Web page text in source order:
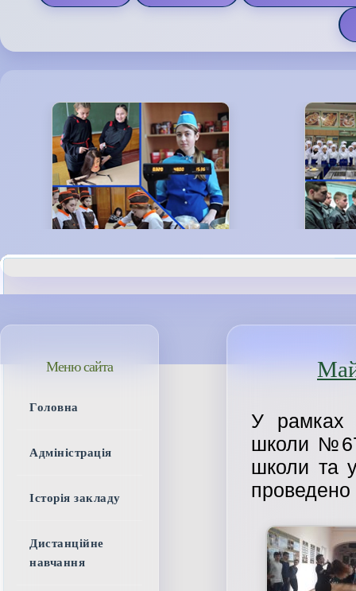
У рамках
школи №67
школи та
проведено
Меню сайта
Головна
Адміністрація
Історія закладу
Дистанційне
навчання